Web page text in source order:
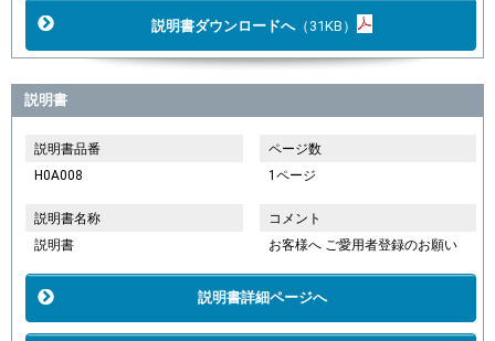
説明書ダウンロードへ（31KB）
説明書
説明書品番
H0A008
ページ数
1ページ
説明書名称
説明書
コメント
お客様へ ご愛用者登録のお願い
説明書詳細ページへ